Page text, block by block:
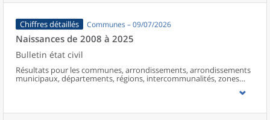
Chiffres détaillés Communes – 09/07/2026
Naissances de 2008 à 2025
Bulletin état civil
Résultats pour les communes, arrondissements, arrondissements
municipaux, départements, régions, intercommunalités, zones
d’emploi, bassins de vie, unités urbaines et aires d’attraction des